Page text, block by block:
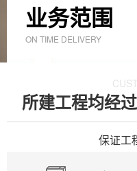
业务范围
ON TIME DELIVERY
各种建筑物加固
地基基础加固工程
所建工程均经
保证工